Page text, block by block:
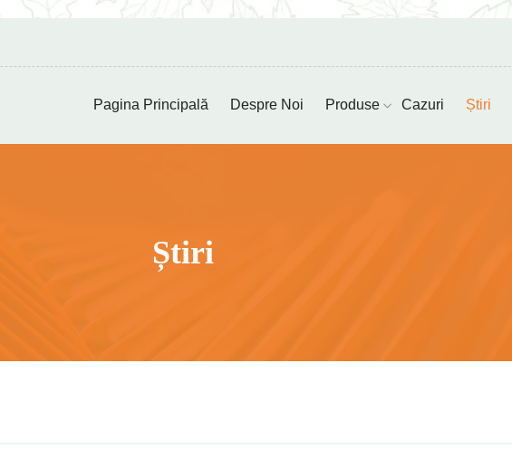
Pagina Principală Despre Noi Produse Cazuri Știri
Știri